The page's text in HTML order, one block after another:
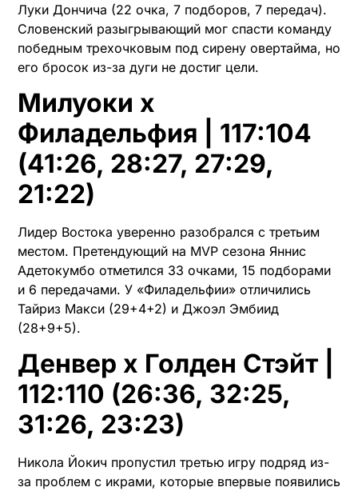
Луки Дончича (22 очка, 7 подборов, 7 передач).
Словенский разыгрывающий мог спасти команду
победным трехочковым под сирену овертайма, но
его бросок из-за дуги не достиг цели.
Милуоки х
Филадельфия | 117:104
(41:26, 28:27, 27:29,
21:22)
Лидер Востока уверенно разобрался с третьим
местом. Претендующий на MVP сезона Яннис
Адетокумбо отметился 33 очками, 15 подборами
и 6 передачами. У «Филадельфии» отличились
Тайриз Макси (29+4+2) и Джоэл Эмбиид
(28+9+5).
Денвер х Голден Стэйт |
112:110 (26:36, 32:25,
31:26, 23:23)
Никола Йокич пропустил третью игру подряд из-
за проблем с икрами, которые впервые появились